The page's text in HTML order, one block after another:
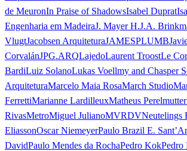
de MeuronIn Praise of ShadowsIsabel Duprat
Engenharia em MadeiraJ. Mayer H.J.A.
VlugtJacobsen ArquiteturaJAMESPLUMB
CorvalánJPG.ARQLajedoLaurent TroostLe
BardiLuiz SolanoLukas Voellmy and Chasper
ArquiteturaMarcelo Maia RosaMarch Studio
FerrettiMarianne LardilleuxMatheus Perelmutter
RivasMetroMiguel JulianoMVRDVNeutelings
EliassonOscar NiemeyerPaulo Brazil E.
DavidPaulo Mendes da RochaPedro KokPedro